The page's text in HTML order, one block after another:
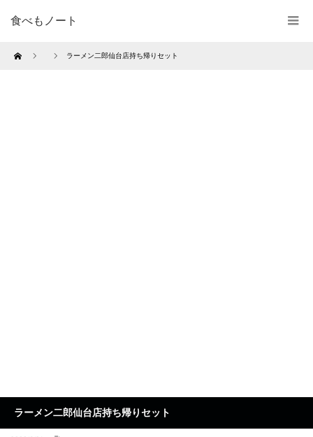
食べもノート
Home ラーメン二郎仙台店持ち帰りセット
ラーメン二郎仙台店持ち帰りセット